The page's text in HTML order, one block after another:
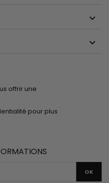


offrir une
pour plus